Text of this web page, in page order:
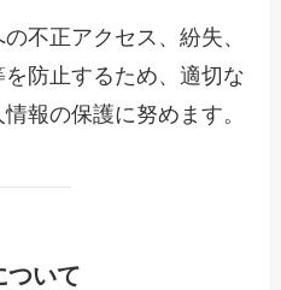
不正アクセス、紛失、
防止するため、適切な
報の保護に努めます。
ついて